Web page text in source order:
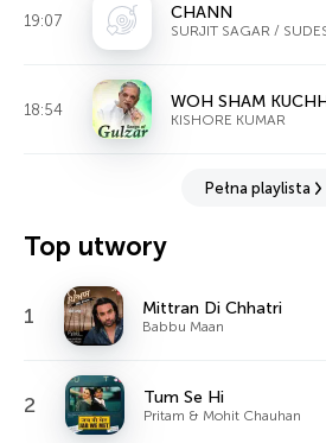
19:07 CHANN
SURJIT SAGAR /
18:54 WOH SHAM
KISHORE KUMAR
Pełna playlista
Top utwory
1 Mittran Di Chhatri
Babbu Maan
2 Tum Se Hi
Pritam & Mohit Chauhan